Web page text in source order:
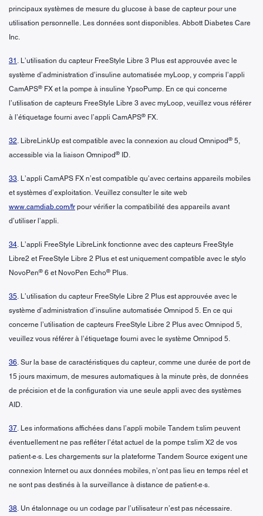
principaux systèmes de mesure du glucose à base de capteur pour une
utilisation personnelle. Les données sont disponibles. Abbott Diabetes Care
Inc.
31 . L’utilisation du capteur FreeStyle Libre 3 Plus est approuvée avec le
système d’administration d’insuline automatisée myLoop, y compris l’appli
CamAPS® FX et la pompe à insuline YpsoPump. En ce qui concerne
l’utilisation de capteurs FreeStyle Libre 3 avec myLoop, veuillez vous référer
à l’étiquetage fourni avec l’appli CamAPS® FX.
32. LibreLinkUp est compatible avec la connexion au cloud Omnipod® 5,
accessible via la liaison Omnipod® ID.
33. L’appli CamAPS FX n’est compatible qu’avec certains appareils mobiles
et systèmes d’exploitation. Veuillez consulter le site web
www.camdiab.com/fr pour vérifier la compatibilité des appareils avant
d’utiliser l’appli.
34. L’appli FreeStyle LibreLink fonctionne avec des capteurs FreeStyle
Libre2 et FreeStyle Libre 2 Plus et est uniquement compatible avec le stylo
NovoPen® 6 et NovoPen Echo® Plus.
35. L’utilisation du capteur FreeStyle Libre 2 Plus est approuvée avec le
système d’administration d’insuline automatisée Omnipod 5. En ce qui
concerne l’utilisation de capteurs FreeStyle Libre 2 Plus avec Omnipod 5,
veuillez vous référer à l’étiquetage fourni avec le système Omnipod 5.
36. Sur la base de caractéristiques du capteur, comme une durée de port de
15 jours maximum, de mesures automatiques à la minute près, de données
de précision et de la configuration via une seule appli avec des systèmes
AID.
37. Les informations affichées dans l’appli mobile Tandem t:slim peuvent
éventuellement ne pas refléter l’état actuel de la pompe t:slim X2 de vos
patient·e·s. Les chargements sur la plateforme Tandem Source exigent une
connexion Internet ou aux données mobiles, n’ont pas lieu en temps réel et
ne sont pas destinés à la surveillance à distance de patient·e·s.
38. Un étalonnage ou un codage par l’utilisateur n’est pas nécessaire.